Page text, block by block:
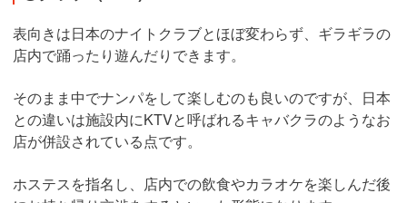
表向きは日本のナイトクラブとほぼ変わらず、ギラギラの
店内で踊ったり遊んだりできます。
そのまま中でナンパをして楽しむのも良いのですが、日本
との違いは施設内にKTVと呼ばれるキャバクラのようなお
店が併設されている点です。
ホステスを指名し、店内での飲食やカラオケを楽しんだ後